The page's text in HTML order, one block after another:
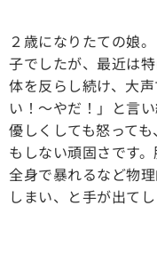
２歳になりたての娘
子でしたが、最近は
体を反らし続け、大
い！～やだ！」と言い
優しくしても怒って
もしない頑固さです
全身で暴れるなど物
しまい、と手が出て